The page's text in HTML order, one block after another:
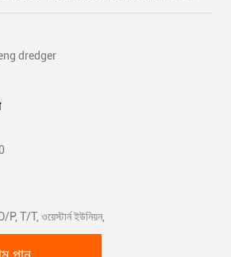
dredger
T/T, ওয়েস্টার্ন ইউনিয়ন,